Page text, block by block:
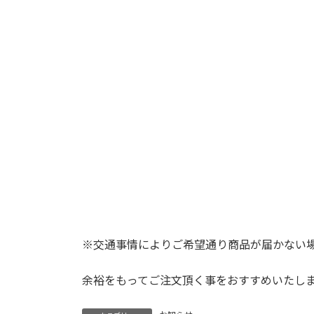
※交通事情によりご希望通り商品が届かない
余裕をもってご注文頂く事をおすすめいたしま